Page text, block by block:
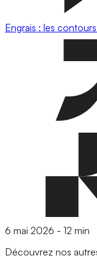
Engrais : les
6 mai 2026 - 12 min
Découvrez nos